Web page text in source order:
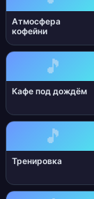
Атмосфера
кофейни
🎵
Кафе под дождём
🎵
Тренировка